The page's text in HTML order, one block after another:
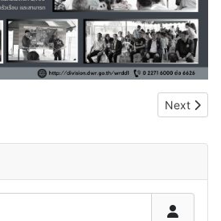
ายน 69 กพน.1 ลงพื้นที่ตรวจติดตามการด
Next
Next